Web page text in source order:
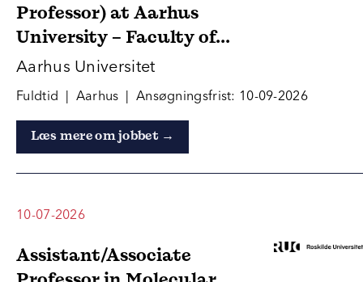
Professor) at Aarhus
University – Faculty of...
Aarhus Universitet
Fuldtid | Aarhus | Ansøgningsfrist: 10-09-2026
Læs mere om jobbet →
10-07-2026
Assistant/Associate